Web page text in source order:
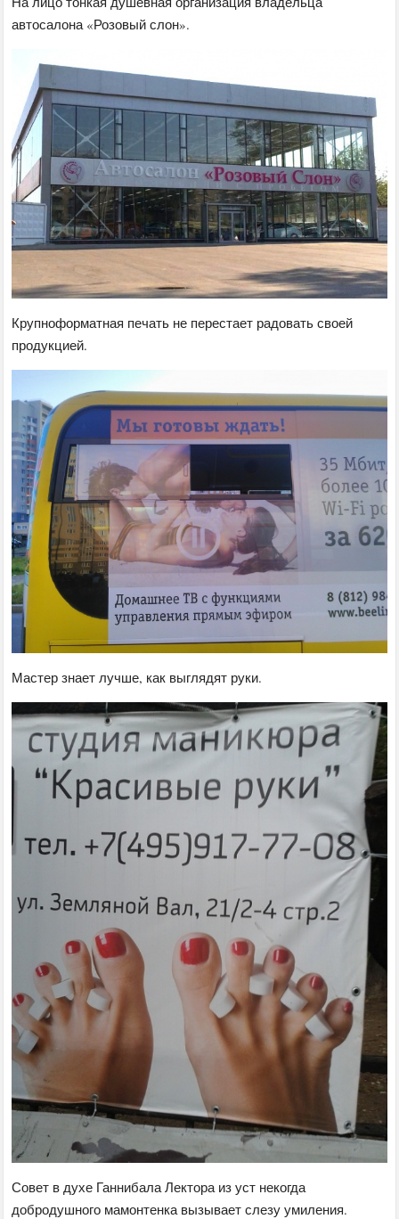
автосалона «Розовый слон».
Крупноформатная печать не перестает радовать своей
продукцией.
Мастер знает лучше, как выглядят руки.
Совет в духе Ганнибала Лектора из уст некогда
добродушного мамонтенка вызывает слезу умиления.